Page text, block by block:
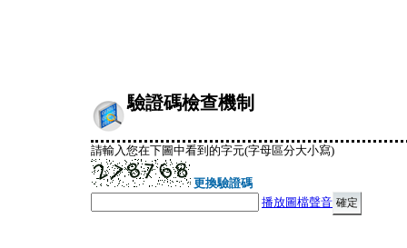
驗證碼檢查機制
請輸入您在下圖中看到的字元(字母區分大小寫)
更換驗證碼
播放圖檔聲音